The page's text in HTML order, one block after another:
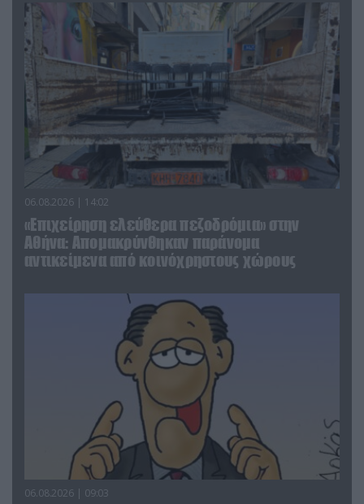
06.08.2026 | 14:02
«Επιχείρηση ελεύθερα πεζοδρόμια» στην
Αθήνα: Απομακρύνθηκαν παράνομα
αντικείμενα από κοινόχρηστους χώρους
06.08.2026 | 09:03